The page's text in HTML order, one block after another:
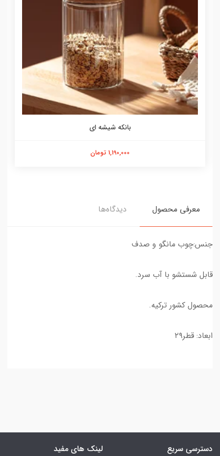
بانکه شیشه ای
1,190,000 تومان
معرفی محصول دیدگاه‌ها
جنس:چوب مانگو و صدف
قابل شستشو با آب سرد.
محصول کشور ترکیه.
ابعاد: قطر۲۹
دسترسی سریع لینک های مفید